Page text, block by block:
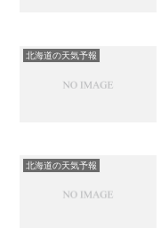
北海道の天気予報
北海道の天気予報